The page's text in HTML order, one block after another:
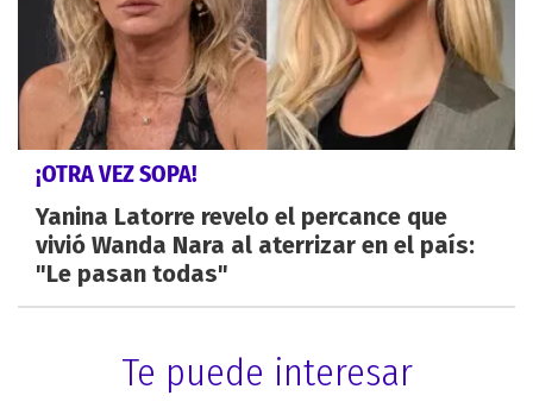
¡OTRA VEZ SOPA!
Yanina Latorre revelo el percance que
vivió Wanda Nara al aterrizar en el país:
"Le pasan todas"
Te puede interesar